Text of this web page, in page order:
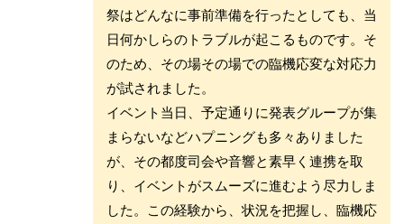
祭はどんなに事前準備を行ったとしても、当
日何かしらのトラブルが起こるものです。そ
のため、その場その場での臨機応変な対応力
が試されました。
イベント当日、予定通りに発表グループが集
まらないなどハプニングも多々ありました
が、その都度司会や音響と素早く連携を取
り、イベントがスムーズに進むよう尽力しま
した。この経験から、状況を把握し、臨機応